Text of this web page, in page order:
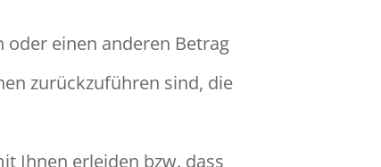
oder einen anderen Betrag
zurückzuführen sind, die
Ihnen erleiden bzw. dass